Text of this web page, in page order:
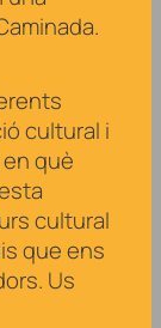
cultural i
què
cultural
que ens
Us